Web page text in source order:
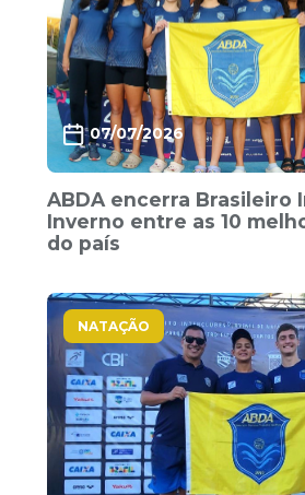
07/07/2026
ABDA encerra Brasileiro
Inverno entre as 10
do país
NATAÇÃO